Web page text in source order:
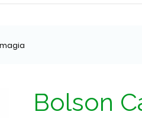
Bolson